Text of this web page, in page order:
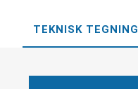
TEKNISK TEGNING